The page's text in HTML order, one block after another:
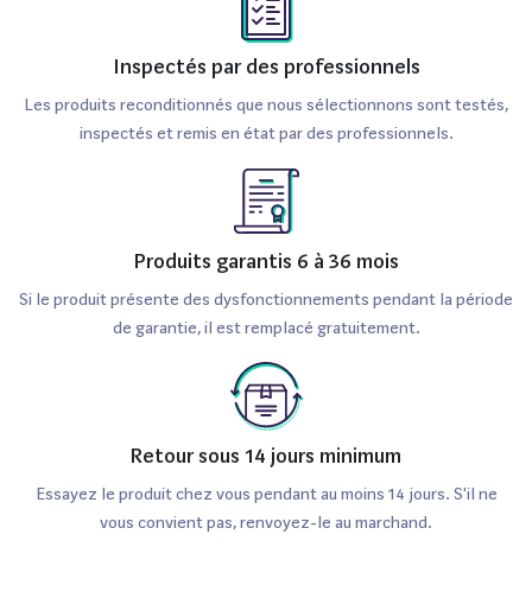
Inspectés par des professionnels
Les produits reconditionnés que nous sélectionnons sont testés,
inspectés et remis en état par des professionnels.
Produits garantis 6 à 36 mois
Si le produit présente des dysfonctionnements pendant la période
de garantie, il est remplacé gratuitement.
Retour sous 14 jours minimum
Essayez le produit chez vous pendant au moins 14 jours. S'il ne
vous convient pas, renvoyez-le au marchand.